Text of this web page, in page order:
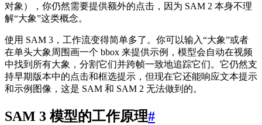
对象），你仍然需要提供额外的点击，因为 SAM 2 本身不理
解“大象”这类概念。
使用 SAM 3，工作流变得简单多了。你可以输入“大象”或者
在单头大象周围画一个 bbox 来提供示例，模型会自动在视频
中找到所有大象，分割它们并跨帧一致地追踪它们。它仍然支
持早期版本中的点击和框选提示，但现在它还能响应文本提示
和示例图像，这是 SAM 和 SAM 2 无法做到的。
SAM 3 模型的工作原理#